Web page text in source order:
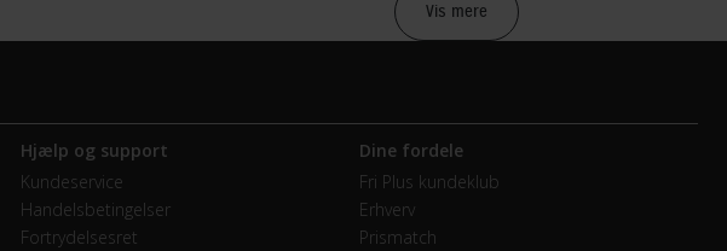
SRAM NX Eagle / 12 Speed
Vis mere
Hjælp og support
Kundeservice
Handelsbetingelser
Fortrydelsesret
Dine fordele
Fri Plus kundeklub
Erhverv
Prismatch